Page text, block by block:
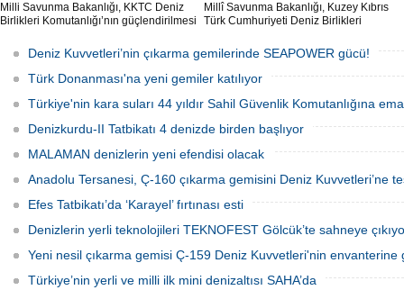
Milli Savunma Bakanlığı, KKTC Deniz
Birlikleri Komutanlığı’nın güçlendirilmesi
Kuvvetleri'ne ait savaş gemilerinde
eğitim aldığını açıkladı.
Millî Savunma Bakanlığı, Kuzey Kıbrıs
Türk Cumhuriyeti Deniz Birlikleri
kapasitesinin artırılması kapsamında
Güvenlik Kuvvetleri Komutanlığı
personeline liman ve seyir/gemicilik
eğitimleri verildiğini açıkladı
Deniz Kuvvetleri’nin çıkarma gemilerinde SEAPOWER gücü!
Türk Donanması'na yeni gemiler katılıyor
Türkiye'nin kara suları 44 yıldır Sahil Güvenlik Komutanlığına
Denizkurdu-II Tatbikatı 4 denizde birden başlıyor
MALAMAN denizlerin yeni efendisi olacak
Anadolu Tersanesi, Ç-160 çıkarma gemisini Deniz Kuvvetleri’ne
Efes Tatbikatı’da ‘Karayel’ fırtınası esti
Denizlerin yerli teknolojileri TEKNOFEST Gölcük’te sahneye
Yeni nesil çıkarma gemisi Ç-159 Deniz Kuvvetleri'nin envanterine
Türkiye’nin yerli ve milli ilk mini denizaltısı SAHA’da